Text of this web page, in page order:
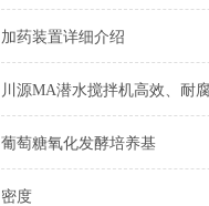
加药装置详细介绍
葡萄糖氧化发酵培养基
密度